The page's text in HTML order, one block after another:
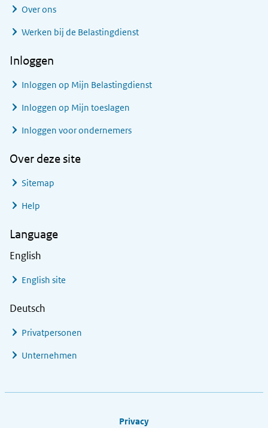
Over ons
Werken bij de Belastingdienst
Inloggen
Inloggen op Mijn Belastingdienst
Inloggen op Mijn toeslagen
Inloggen voor ondernemers
Over deze site
Sitemap
Help
Language
English
English site
Deutsch
Privatpersonen
Unternehmen
Privacy